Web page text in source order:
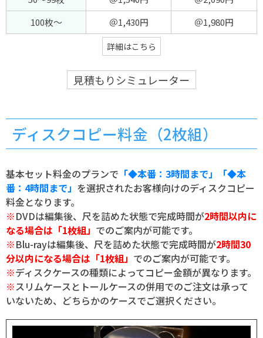
100枚～
＠1,430円 ＠1,980円
詳細はこちら
見積もりシミュレーター
ディスクコピー料金（2枚組）
基本セット料金のプランで 「◆本番：3時間まで」「◆本
番：4時間まで」 を選択されたお客様向けのディスクコピー
料金となります。
※DVDは編集後、尺を詰めた状態で完成時間が2時間以内に
なる場合は「1枚組」 でのご案内が可能です。
※Blu-rayは編集後、尺を詰めた状態で完成時間が2時間30
分以内になる場合は「1枚組」 でのご案内が可能です。
※ディスクケースの種類によってコピー金額が異なります。
※スリムケースとトールケースの併用でのご注文は承って
いないため、どちらかのケースでご選択ください。